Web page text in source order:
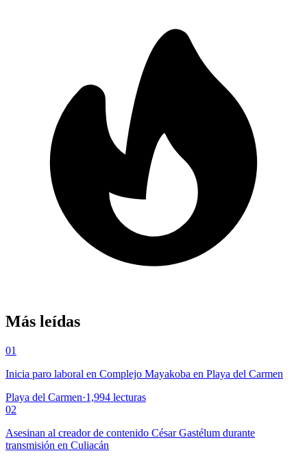
Más leídas
01
Inicia paro laboral en Complejo Mayakoba en Playa del Carmen
Playa del Carmen·1,994 lecturas
02
Asesinan al creador de contenido César Gastélum durante
transmisión en Culiacán